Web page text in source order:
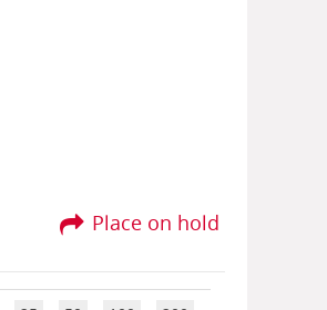
Place on hold